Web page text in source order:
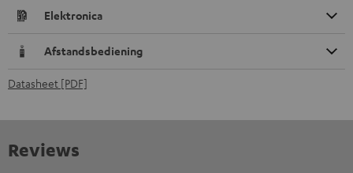
Elektronica
Afstandsbediening
Datasheet [PDF]
Reviews